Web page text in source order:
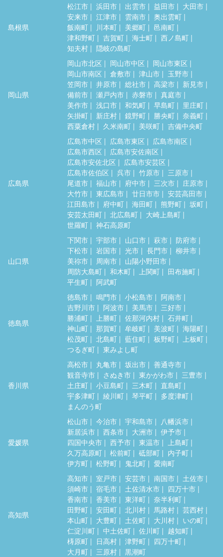
島根県
松江市 浜田市 出雲市 益田市
大田市
安来市
江津市 雲南市
奥出雲町
飯南町
川本町 美郷町
邑南町
津和野町
吉賀町 海士町
西ノ島町
知夫村
隠岐の島町
岡山県
岡山市北区 岡山市中区
岡山市東区
岡山市南区
倉敷市 津山市
玉野市
笠岡市
井原市 総社市 高梁市
新見市
備前市
瀬戸内市 赤磐市
真庭市
美作市
浅口市 和気町 早島町
里庄町
矢掛町
新庄村 鏡野町 勝央町
奈義町
西粟倉村
久米南町 美咲町 吉備中央町
広島県
広島市中区 広島市東区
広島市南区
広島市西区
広島市安佐南区
広島市安佐北区
広島市安芸区
広島市佐伯区
呉市 竹原市
三原市
尾道市
福山市 府中市 三次市
庄原市
大竹市
東広島市 廿日市市
安芸高田市
江田島市
府中町 海田町 熊野町
坂町
安芸太田町
北広島町
大崎上島町
世羅町
神石高原町
山口県
下関市 宇部市 山口市 萩市
防府市
下松市
岩国市 光市 長門市
柳井市
美祢市
周南市
山陽小野田市
周防大島町
和木町 上関町
田布施町
平生町
阿武町
徳島県
徳島市 鳴門市 小松島市
阿南市
吉野川市
阿波市 美馬市
三好市
勝浦町
上勝町 佐那河内村
石井町
神山町
那賀町 牟岐町 美波町
海陽町
松茂町
北島町 藍住町 板野町
上板町
つるぎ町
東みよし町
香川県
高松市 丸亀市 坂出市
善通寺市
観音寺市
さぬき市 東かがわ市
三豊市
土庄町
小豆島町 三木町
直島町
宇多津町
綾川町 琴平町
多度津町
まんのう町
愛媛県
松山市 今治市 宇和島市
八幡浜市
新居浜市
西条市 大洲市
伊予市
四国中央市
西予市 東温市
上島町
久万高原町
松前町 砥部町
内子町
伊方町
松野町 鬼北町 愛南町
高知県
高知市 室戸市 安芸市 南国市
土佐市
須崎市
宿毛市 土佐清水市
四万十市
香南市
香美市 東洋町
奈半利町
田野町
安田町 北川村 馬路村
芸西村
本山町
大豊町 土佐町 大川村
いの町
仁淀川町
中土佐町 佐川町
越知町
梼原町
日高村 津野町
四万十町
大月町
三原村 黒潮町